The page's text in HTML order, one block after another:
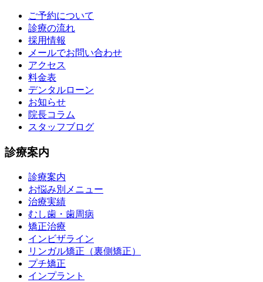
ご予約について
診療の流れ
採用情報
メールでお問い合わせ
アクセス
料金表
デンタルローン
お知らせ
院長コラム
スタッフブログ
診療案内
診療案内
お悩み別メニュー
治療実績
むし歯・歯周病
矯正治療
インビザライン
リンガル矯正（裏側矯正）
プチ矯正
インプラント